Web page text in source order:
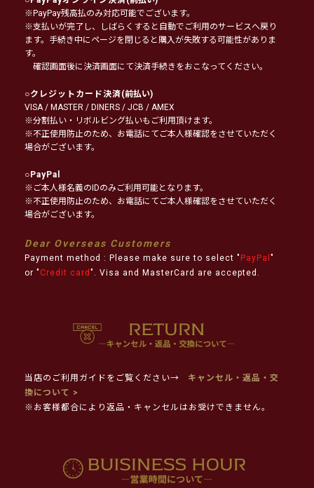
※PayPay残高払のみ対応可能でございます。
※支払いが完了し、しばらくすると自動でご利用のサービスへ戻り
ます。手続き中にページを閉じると購入が失敗する可能性がありま
す。
確認画面後に決済画面にて決済手続きをおこなってください。
○クレジットカード決済(前払い)
VISA / MASTER / DINERS / JCB / AMEX
※分割払い・リボルビング払いもご利用頂けます。
※不正使用防止のため、お電話にてご本人様確認をさせていただく
場合がございます。
○PayPal
※ご本人様名義のIDのみご利用可能となります。
※不正使用防止のため、お電話にてご本人様確認をさせていただく
場合がございます。
Dear Overseas Customers
Payment method : Please make sure to select " PayPal "
or " Credit card ". Visa and MasterCard are accepted.
当店のご利用ガイドをご覧ください→
キャンセル・返品・交
換について >
※お客様都合により返品・キャンセルはお受けできません。